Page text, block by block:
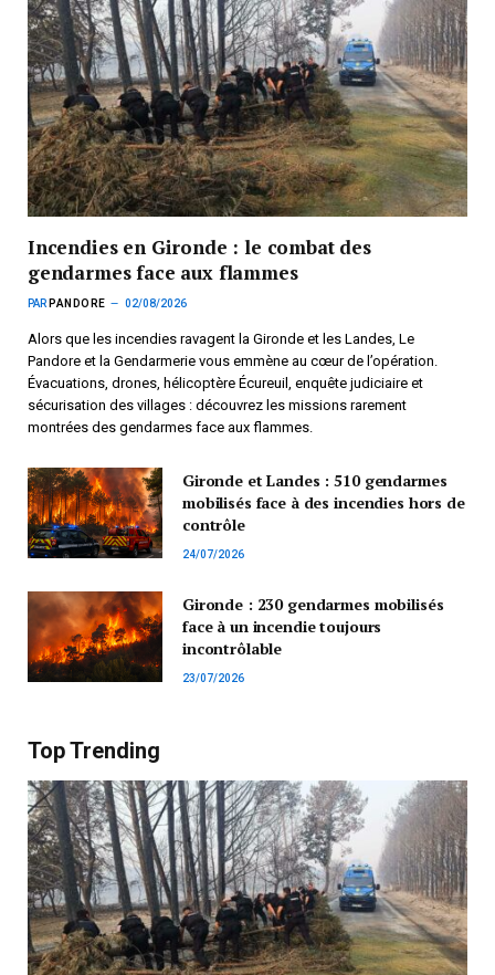
Incendies en Gironde : le combat des
gendarmes face aux flammes
PAR PANDORE 02/08/2026
Alors que les incendies ravagent la Gironde et les Landes, Le
Pandore et la Gendarmerie vous emmène au cœur de l’opération.
Évacuations, drones, hélicoptère Écureuil, enquête judiciaire et
sécurisation des villages : découvrez les missions rarement
montrées des gendarmes face aux flammes.
Gironde et Landes : 510 gendarmes
mobilisés face à des incendies hors de
contrôle
24/07/2026
Gironde : 230 gendarmes mobilisés
face à un incendie toujours
incontrôlable
23/07/2026
Top Trending